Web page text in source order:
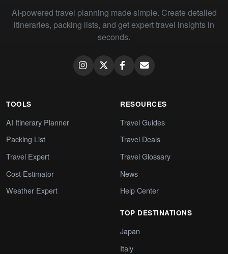
AI-powered travel planning made simple. Create detailed
itineraries, packing lists, and get expert travel insights in
seconds.
TOOLS
AI Itinerary Planner
Packing List
Travel Expert
Cost Estimator
Weather Expert
RESOURCES
Travel Guides
Travel Deals
Travel Glossary
News
Help Center
TOP DESTINATIONS
Japan
Italy